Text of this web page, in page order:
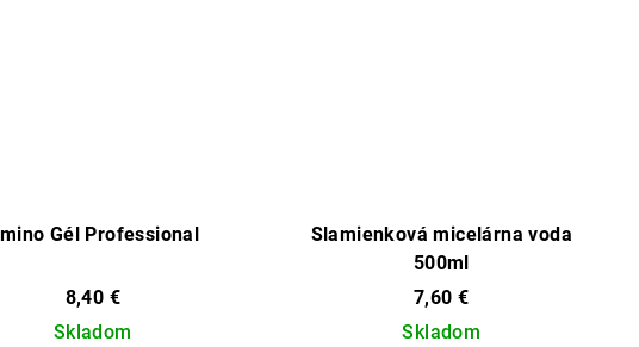
Gél Professional
8,40 €
Skladom
Slamienková micelárna voda
500ml
7,60 €
Skladom